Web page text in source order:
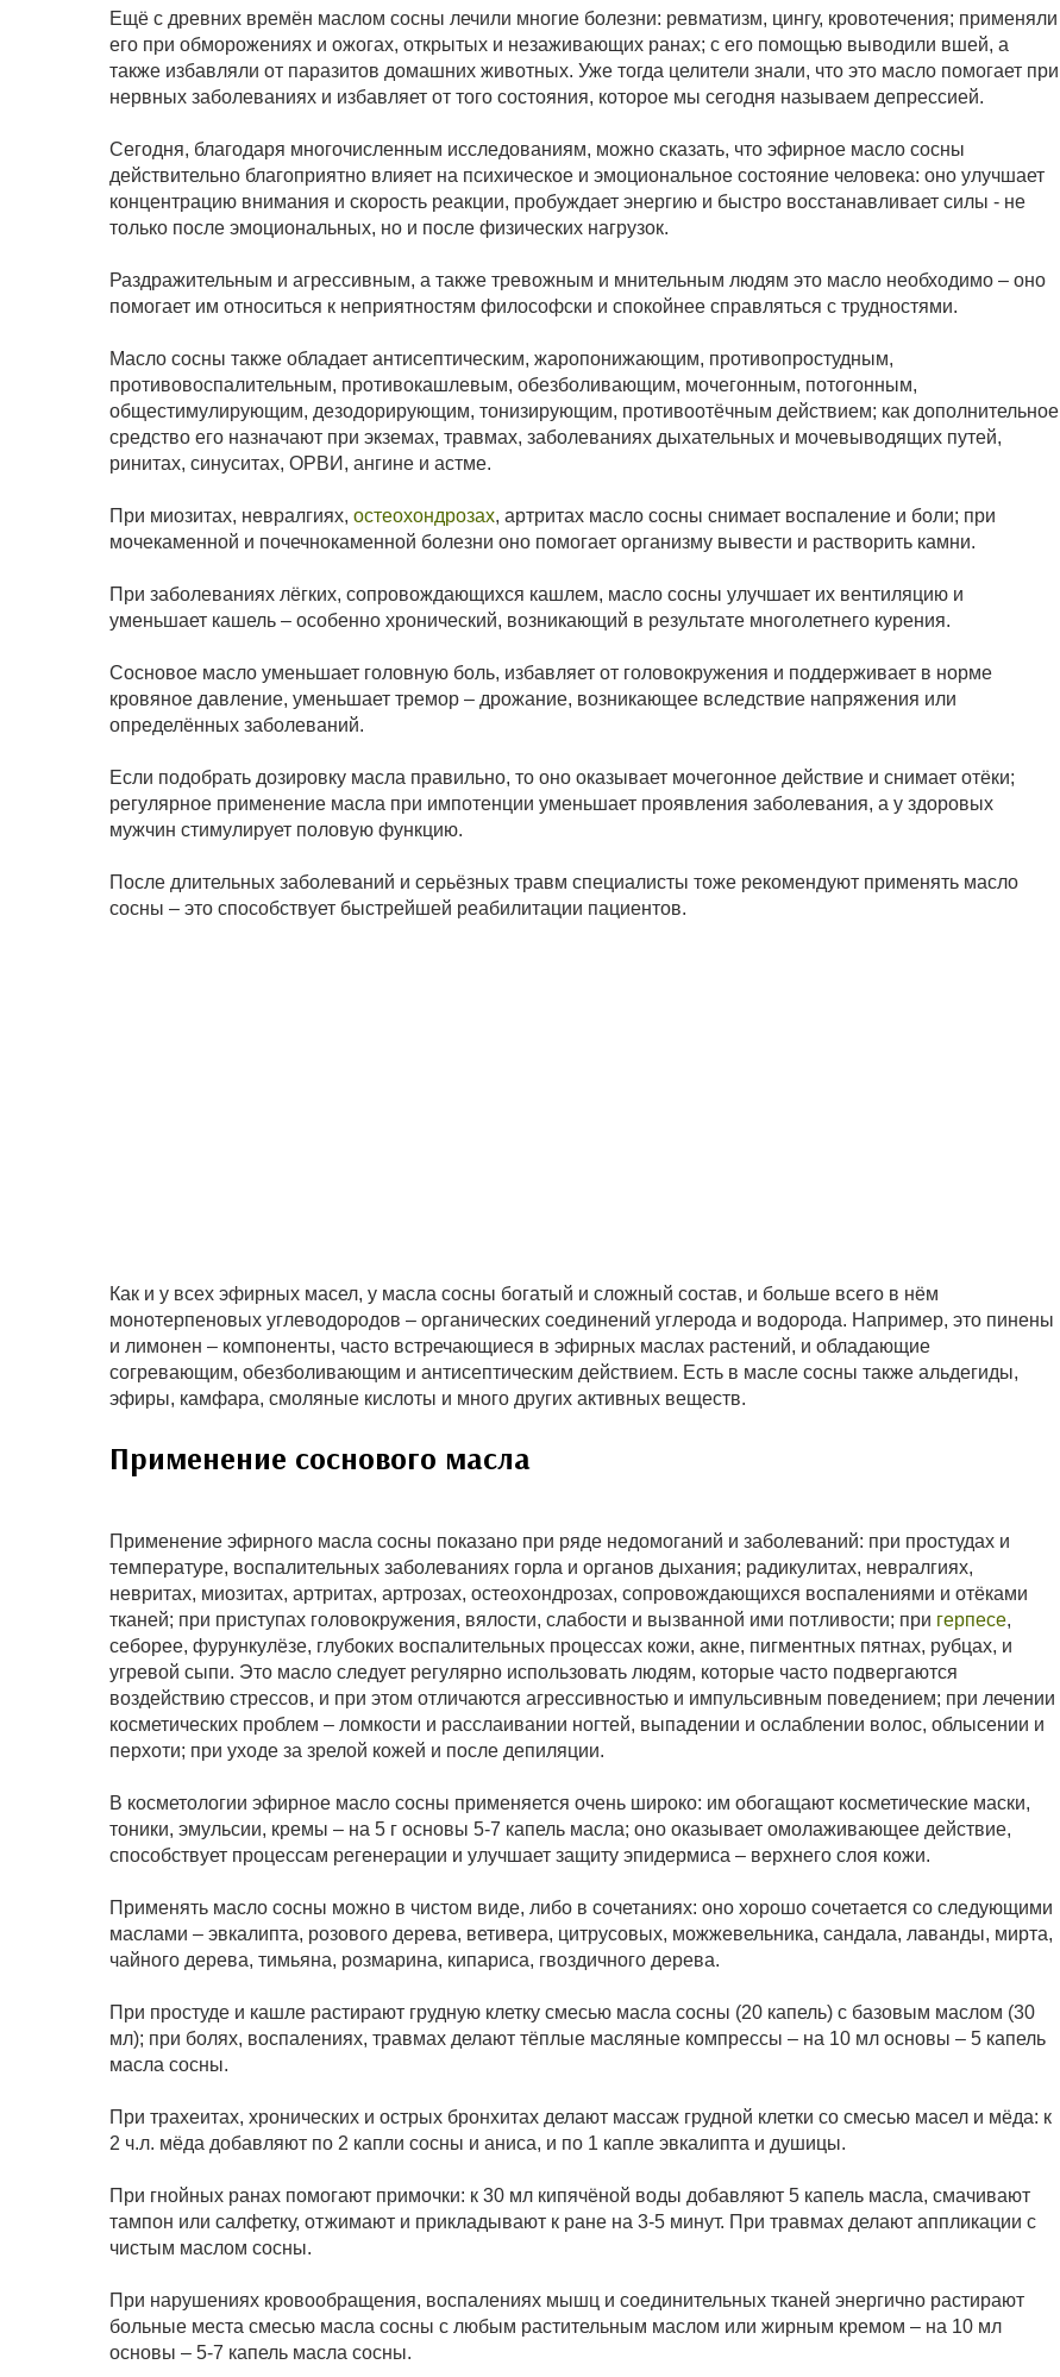
Ещё с древних времён маслом сосны лечили многие болезни: ревматизм, цингу, кровотечения; применяли
его при обморожениях и ожогах, открытых и незаживающих ранах; с его помощью выводили вшей, а
также избавляли от паразитов домашних животных. Уже тогда целители знали, что это масло помогает при
нервных заболеваниях и избавляет от того состояния, которое мы сегодня называем депрессией.
Сегодня, благодаря многочисленным исследованиям, можно сказать, что эфирное масло сосны
действительно благоприятно влияет на психическое и эмоциональное состояние человека: оно улучшает
концентрацию внимания и скорость реакции, пробуждает энергию и быстро восстанавливает силы - не
только после эмоциональных, но и после физических нагрузок.
Раздражительным и агрессивным, а также тревожным и мнительным людям это масло необходимо – оно
помогает им относиться к неприятностям философски и спокойнее справляться с трудностями.
Масло сосны также обладает антисептическим, жаропонижающим, противопростудным,
противовоспалительным, противокашлевым, обезболивающим, мочегонным, потогонным,
общестимулирующим, дезодорирующим, тонизирующим, противоотёчным действием; как дополнительное
средство его назначают при экземах, травмах, заболеваниях дыхательных и мочевыводящих путей,
ринитах, синуситах, ОРВИ, ангине и астме.
При миозитах, невралгиях, остеохондрозах, артритах масло сосны снимает воспаление и боли; при
мочекаменной и почечнокаменной болезни оно помогает организму вывести и растворить камни.
При заболеваниях лёгких, сопровождающихся кашлем, масло сосны улучшает их вентиляцию и
уменьшает кашель – особенно хронический, возникающий в результате многолетнего курения.
Сосновое масло уменьшает головную боль, избавляет от головокружения и поддерживает в норме
кровяное давление, уменьшает тремор – дрожание, возникающее вследствие напряжения или
определённых заболеваний.
Если подобрать дозировку масла правильно, то оно оказывает мочегонное действие и снимает отёки;
регулярное применение масла при импотенции уменьшает проявления заболевания, а у здоровых
мужчин стимулирует половую функцию.
После длительных заболеваний и серьёзных травм специалисты тоже рекомендуют применять масло
сосны – это способствует быстрейшей реабилитации пациентов.
Как и у всех эфирных масел, у масла сосны богатый и сложный состав, и больше всего в нём
монотерпеновых углеводородов – органических соединений углерода и водорода. Например, это пинены
и лимонен – компоненты, часто встречающиеся в эфирных маслах растений, и обладающие
согревающим, обезболивающим и антисептическим действием. Есть в масле сосны также альдегиды,
эфиры, камфара, смоляные кислоты и много других активных веществ.
Применение соснового масла
Применение эфирного масла сосны показано при ряде недомоганий и заболеваний: при простудах и
температуре, воспалительных заболеваниях горла и органов дыхания; радикулитах, невралгиях,
невритах, миозитах, артритах, артрозах, остеохондрозах, сопровождающихся воспалениями и отёками
тканей; при приступах головокружения, вялости, слабости и вызванной ими потливости; при герпесе,
себорее, фурункулёзе, глубоких воспалительных процессах кожи, акне, пигментных пятнах, рубцах, и
угревой сыпи. Это масло следует регулярно использовать людям, которые часто подвергаются
воздействию стрессов, и при этом отличаются агрессивностью и импульсивным поведением; при лечении
косметических проблем – ломкости и расслаивании ногтей, выпадении и ослаблении волос, облысении и
перхоти; при уходе за зрелой кожей и после депиляции.
В косметологии эфирное масло сосны применяется очень широко: им обогащают косметические маски,
тоники, эмульсии, кремы – на 5 г основы 5-7 капель масла; оно оказывает омолаживающее действие,
способствует процессам регенерации и улучшает защиту эпидермиса – верхнего слоя кожи.
Применять масло сосны можно в чистом виде, либо в сочетаниях: оно хорошо сочетается со следующими
маслами – эвкалипта, розового дерева, ветивера, цитрусовых, можжевельника, сандала, лаванды, мирта,
чайного дерева, тимьяна, розмарина, кипариса, гвоздичного дерева.
При простуде и кашле растирают грудную клетку смесью масла сосны (20 капель) с базовым маслом (30
мл); при болях, воспалениях, травмах делают тёплые масляные компрессы – на 10 мл основы – 5 капель
масла сосны.
При трахеитах, хронических и острых бронхитах делают массаж грудной клетки со смесью масел и мёда: к
2 ч.л. мёда добавляют по 2 капли сосны и аниса, и по 1 капле эвкалипта и душицы.
При гнойных ранах помогают примочки: к 30 мл кипячёной воды добавляют 5 капель масла, смачивают
тампон или салфетку, отжимают и прикладывают к ране на 3-5 минут. При травмах делают аппликации с
чистым маслом сосны.
При нарушениях кровообращения, воспалениях мышц и соединительных тканей энергично растирают
больные места смесью масла сосны с любым растительным маслом или жирным кремом – на 10 мл
основы – 5-7 капель масла сосны.